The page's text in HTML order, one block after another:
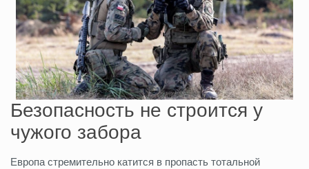
Безопасность не строится у
чужого забора
Европа стремительно катится в пропасть тотальной